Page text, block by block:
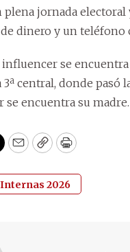
jornada electoral
dinero y un teléfono
se
central, donde pasó
se encuentra su madre.
EmailCopyPrint
Internas 2026